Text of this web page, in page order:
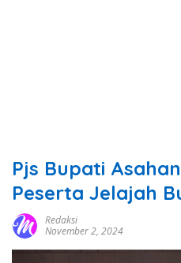
Pjs Bupati
Peserta Jelajah
Redaksi
November 2, 2024